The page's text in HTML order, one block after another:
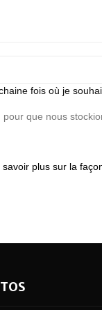
fois où je
que nous
savoir plus sur la